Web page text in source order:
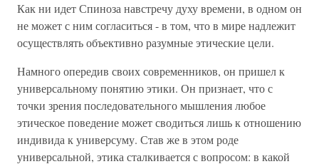
Как ни идет Спиноза навстречу духу времени, в одном он
не может с ним согласиться - в том, что в мире надлежит
осуществлять объективно разумные этические цели.
Намного опередив своих современников, он пришел к
универсальному понятию этики. Он признает, что с
точки зрения последовательного мышления любое
этическое поведение может сводиться лишь к отношению
индивида к универсуму. Став же в этом роде
универсальной, этика сталкивается с вопросом: в какой